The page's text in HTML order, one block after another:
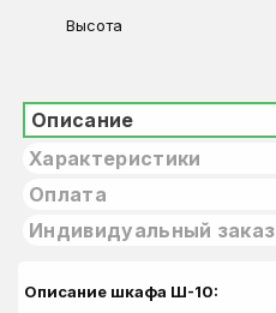
Высота
Описание
Характеристики
Оплата
Индивидуальный заказ
Описание шкафа Ш-10: